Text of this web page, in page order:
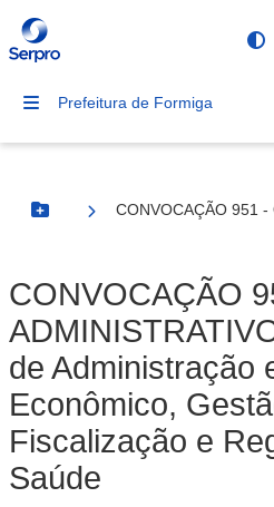
Prefeitura de Formiga
Botão Menu
CONVOCAÇÃO 951
CONVOCAÇÃO
de Administração
Econômico,
Fiscalização e
Saúde